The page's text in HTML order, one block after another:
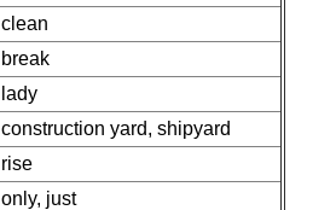
clean
break
lady
construction yard, shipyard
rise
only, just